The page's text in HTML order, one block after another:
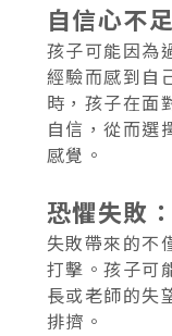
自信心不足
孩子可能因為
經驗而感到自
時，孩子在面
自信，從而選
感覺。
恐懼失敗：
失敗帶來的不
打擊。孩子可
長或老師的失
排擠。